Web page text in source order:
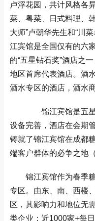
卢浮花园，共计风格各
菜、粤菜、日式料理、
大师”卢朝华先生和“川
江宾馆是全国仅有的六
的“五星钻石奖”酒店之
地区首席代表酒店。酒
酒水专区的酒店，酒水
锦江宾馆是五星
设备完善，酒店在会期
铸就了锦江宾馆在成都
端客户群体的必争之地
锦江宾馆作为春季
专区。由东、南、西楼
区，其影响力和地位无
类企业：近1000家+每